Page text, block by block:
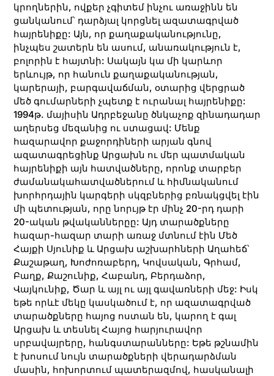
կրողներին, ովքեր չգիտեմ ինչու առաջինն են
ցանկանում՝ դարձյալ կորցնել ազատագրված
հայրենիքը: Այն, որ քաղաքականությունը,
ինչպես շատերն են ասում, անառակություն է,
բոլորին է հայտնի: Սակայն կա մի կարևոր
երևույթ, որ հանուն քաղաքականության,
կարերայի, բարգավաճման, օտարից վերցրած
մեծ գումարների չպետք է ուրանալ հայրենիքը:
1994թ. մայիսին Ադրբեջանը ծնկաչոք զինադադար
աղերսեց մեզանից ու ստացավ: Մենք
հազարավոր քաջորդիների արյան գնով
ազատագրեցինք Արցախն ու մեր պատմական
հայրենիքի այն հատվածները, որոնք տարբեր
ժամանակահատվածներում և հիմնականում
խորհրդային կարգերի սկզբներից բռնակցվել էին
մի պետության, որը նորւյթ էր մինչ 20-րդ դարի
20-ական թվականներըը: Այդ տարածքները
հազար-հազար տարի առաջ մտնում էին Մեծ
Հայքի Սյունիք և Արցախ աշխարհների Աղահեճ՝
Քաշաթաղ, Խոժոռաբերդ, Կովսական, Գրհամ,
Բաղք, Քաշունիք, Հաբանդ, Բերդաձոր,
Վայկունիք, Ծար և այլ ու այլ գավառների մեջ: Իսկ
եթե որևէ մեկը կասկածում է, որ ազատագրված
տարածքները հայոց ոստան են, կարող է գալ
Արցախ և տեսնել Հայոց հարյուրավոր
սրբավայրերը, հանգստարանները: Եթե թշնամին
է խոսում նույն տարածքների վերադարձման
մասին, հոխորտում պատերազմով, հասկանալի